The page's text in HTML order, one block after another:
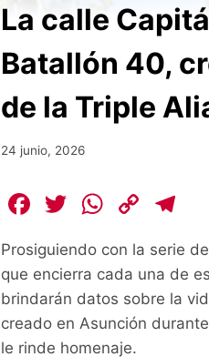
La calle
Batallón 40,
de la Triple
24 junio, 2026
F
c
e
b
o
T
itt
er
W
at
s
A
p
C
p
y
Li
e
gr
a
Prosiguiendo con la serie
que encierra cada una de
brindarán datos sobre la
creado en Asunción
le rinde homenaje.